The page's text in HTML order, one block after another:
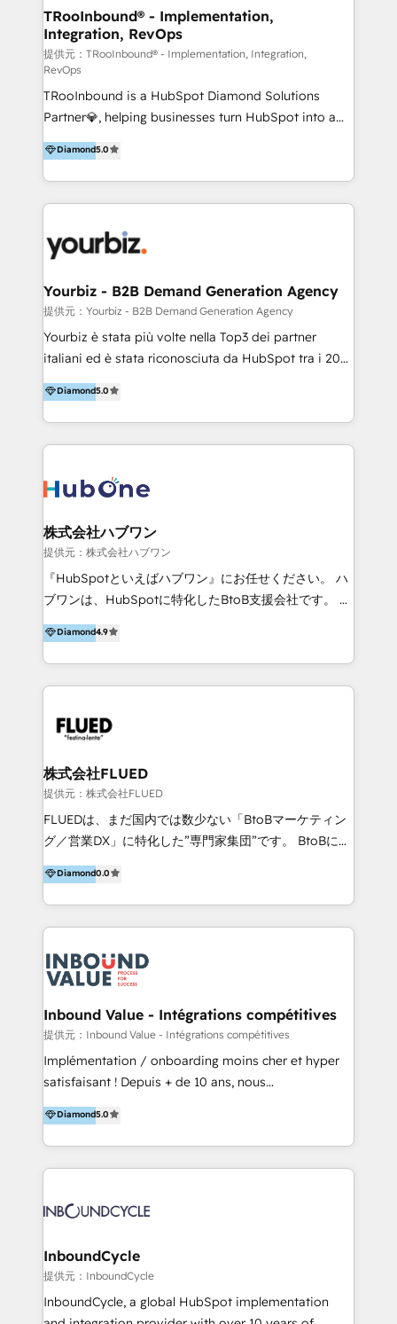
Inmobiliarios y Empresas Distribuidoras de
Productos
TRooInbound® - Implementation,
Integration, RevOps
提供元：TRooInbound® - Implementation, Integration,
RevOps
TRooInbound is a HubSpot Diamond Solutions
Partner💎, helping businesses turn HubSpot into a
scalable growth engine. We work with startups, mid-
market, and enterprise teams to maximize
HubSpot’s full potential through: 💎HubSpot Audits,
Management & Optimization 💎RevOps-powered
Brand Development, Growth Strategy, AI SEO &
Integrations 💎Go-To-Market (GTM) Strategies &
Account-Based Marketing 💎CMS Development &
Conversion-Focused Websites With a 5.0⭐average
rating and 140+ verified client reviews on the
businesses globally for consistent delivery and high
client satisfaction. With deep HubSpot expertise and
your business with a proven and reliable HubSpot
Diamond Partner? 👉Connect with TRooInbound
today (https://www.trooinbound.com/contact-us)
Diamond5.0
Yourbiz - B2B Demand Generation Agency
提供元：Yourbiz - B2B Demand Generation Agency
Yourbiz è stata più volte nella Top3 dei partner
italiani ed è stata riconosciuta da HubSpot tra i 20
migliori partner EMEA per la gestione del cliente.
Stiamo accompagnando oltre 100 aziende nella
digitalizzazione e ottimizzazione dei processi di
marketing e vendita. Il nostro metodo DAM è stato
mappatura dei canali di acquisizione dei contatti e
HubSpot come fornitore ufficiale per le integrazioni
tra il CRM e altri sistemi aziendali, tra cui SAP,
AS400, TeamSystem. HubSpot ci ha riconosciuto
come formatori ufficiali per l'adozione del CRM in
50% più alto tra i nostri clienti rispetto le altre
aziende. Lavoriamo con aziende B2B tra i 5 e i 35
massimizzare il ritorno sugli investimenti.
Diamond5.0
株式会社ハブワン
提供元：株式会社ハブワン
『HubSpotといえばハブワン』にお任せください。 ハ
ブワンは、HubSpotに特化したBtoB支援会社です。 ノ
ーコードCMS構築、CRM／MA／SFAの設計・運用、他
システムAPI連携・開発、営業定着支援、カスタマーサ
クセス体制の設計まで、ワンストップ完結できる支援体
制を整えています。 HubSpotの導入支援だけでなく、
ナリオ設計まで含めてご提案。「導入して終わり」では
と。それが、ハブワンのスタンスです。 また、
HubSpotはもちろん、ferret One、WordPress、
Movable Type（Power CMS）などの各種CMSを活用
し、延べ100社以上のBtoB企業のサイト制作経験をもと
ーコードテーマテンプレートを独自開発。 企業のさま
ざまな課題やニーズに対して「戦略、設計・デザイン、
『最適なハブ』になります。 ーーーーーーーーーーー
ーーーーーーーーーーーーーーーーーーー 【プロジェ
90分程度） -現状課題の抽出、現実的な目標の確認 -要
件整理、必要十分なHubSpot製品の組合せのご提案 -お
見積り提示・ご承認、スケジュール決定、プロジェクト
キックオフ -マーケティング戦略策定（KGI）、ウェブ
戦略・戦術の設計（KPI） -全体導線遷移設計、ビジュ
プレート構築（CMS Hub） -顧客ライフサイクルステ
義・構築（Marketing Hub） -営業パイプラインの定
（Salesforce,SanSan,freeeなどとのデータ連携） -テ
スト公開・ブラウザチェック -本番公開、操作レクチャ
ー・マニュアル作成 -運用支援開始 ーーーーーーーーー
Diamond4.9
株式会社FLUED
提供元：株式会社FLUED
FLUEDは、まだ国内では数少ない「BtoBマーケティン
グ／営業DX」に特化した”専門家集団”です。 BtoBに特
化し、WEB制作や広告運用などのオンライン施策か
ら、インサイドセールスや展示会などのオフライン施策
まで支援しています。 「経験豊富な”専門家集団”によ
るプロジェクト参加型の支援」で、戦略・企画などのコ
BPO・実務まで幅広いご支援が可能です。 また、2022
年に国内初のBtoB営業DXに関する書籍『業務効率化か
らはじめるBtoB営業DX BtoB営業もここまでデジタル
化できる! 」を出版いたしました。 HubSpotの導入／
活用支援以外にも、下記のようなサービスを提供してい
ます。 - ABMターゲット定義 / リスト作成 - カスタマ
着 - WEB / LP / BtoB-EC制作 - WEB広告(Google/FB
他)運用 - 記事コンテンツ / 動画制作 - インサイドセー
織構築
Diamond0.0
Inbound Value - Intégrations compétitives
提供元：Inbound Value - Intégrations compétitives
Implémentation / onboarding moins cher et hyper
satisfaisant ! Depuis + de 10 ans, nous
accompagnons des entreprises dans
l’automatisation de leur croissance digitale via
HubSpot avec une approche compétitive. Nous
aidons nos clients à générer plus de RDV en
sommes une agence d’Inbound marketing et sales à
Diamond5.0
InboundCycle
提供元：InboundCycle
InboundCycle, a global HubSpot implementation